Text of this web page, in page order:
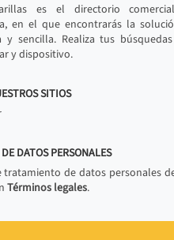
es el directorio
en el que encontrarás la
sencilla. Realiza tus
y dispositivo.
SITIOS
DATOS PERSONALES
tratamiento de datos personales
Términos legales.